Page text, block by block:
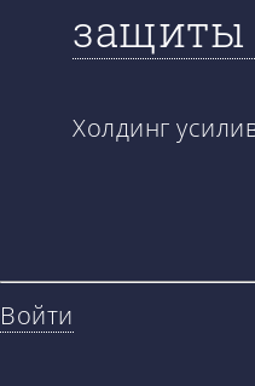
защиты
Холдинг
Войти